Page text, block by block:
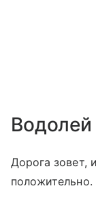
Водолей
Дорога зовет,